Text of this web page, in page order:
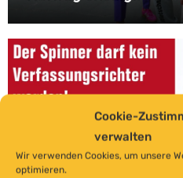
Cookie-
verwalten
Wir verwenden Cookies, um unsere
optimieren.
GrundrechteWahlen
Keine Spinner im